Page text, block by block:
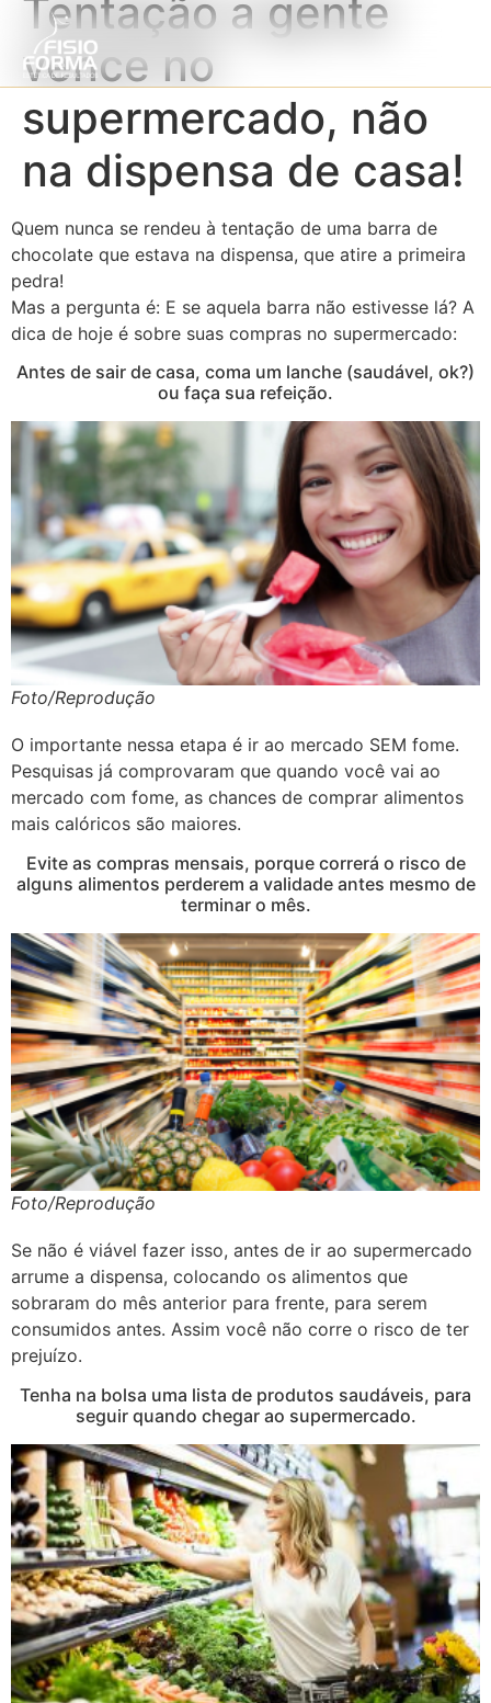
Tentação a gente
vence no
supermercado, não
na dispensa de casa!
Quem nunca se rendeu à tentação de uma barra de
chocolate que estava na dispensa, que atire a primeira
pedra!
Mas a pergunta é: E se aquela barra não estivesse lá? A
dica de hoje é sobre suas compras no supermercado:
Antes de sair de casa, coma um lanche (saudável, ok?)
ou faça sua refeição.
Foto/Reprodução
O importante nessa etapa é ir ao mercado SEM fome.
Pesquisas já comprovaram que quando você vai ao
mercado com fome, as chances de comprar alimentos
mais calóricos são maiores.
Evite as compras mensais, porque correrá o risco de
alguns alimentos perderem a validade antes mesmo de
terminar o mês.
Foto/Reprodução
Se não é viável fazer isso, antes de ir ao supermercado
arrume a dispensa, colocando os alimentos que
sobraram do mês anterior para frente, para serem
consumidos antes. Assim você não corre o risco de ter
prejuízo.
Tenha na bolsa uma lista de produtos saudáveis, para
seguir quando chegar ao supermercado.